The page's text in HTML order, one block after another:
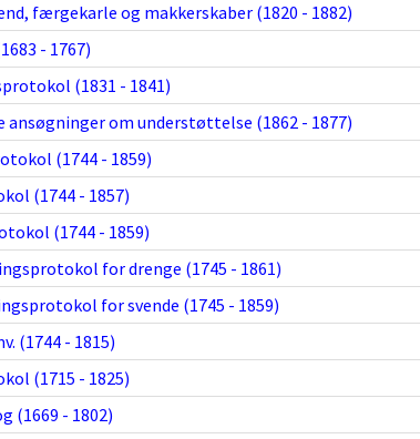
færgekarle og makkerskaber (1820 - 1882)
- 1767)
(1831 - 1841)
ansøgninger om understøttelse (1862 - 1877)
(1744 - 1859)
(1744 - 1857)
(1744 - 1859)
for drenge (1745 - 1861)
for svende (1745 - 1859)
(1744 - 1815)
(1715 - 1825)
(1669 - 1802)